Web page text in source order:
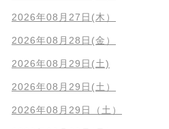
2026年08月27日(木）
2026年08月28日(金）
2026年08月29日(土)
2026年08月29日(土）
2026年08月29日（土）